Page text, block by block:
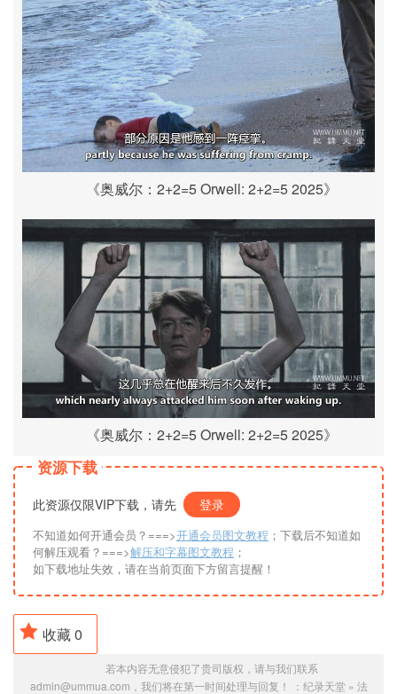
《奥威尔：2+2=5 Orwell: 2+2=5 2025》
《奥威尔：2+2=5 Orwell: 2+2=5 2025》
资源下载
此资源仅限VIP下载，请先 登录
不知道如何开通会员？===>开通会员图文教程 ；下载后不知道如
何解压观看？===>解压和字幕图文教程 ；
如下载地址失效，请在当前页面下方留言提醒！
收藏0
若本内容无意侵犯了贵司版权，请与我们联系
admin@ummua.com，我们将在第一时间处理与回复！ ： 纪录天堂» 法